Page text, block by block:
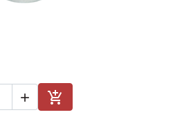
 
Add to cart